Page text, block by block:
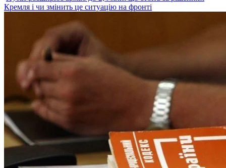
Кремля і чи змінить це ситуацію на фронті